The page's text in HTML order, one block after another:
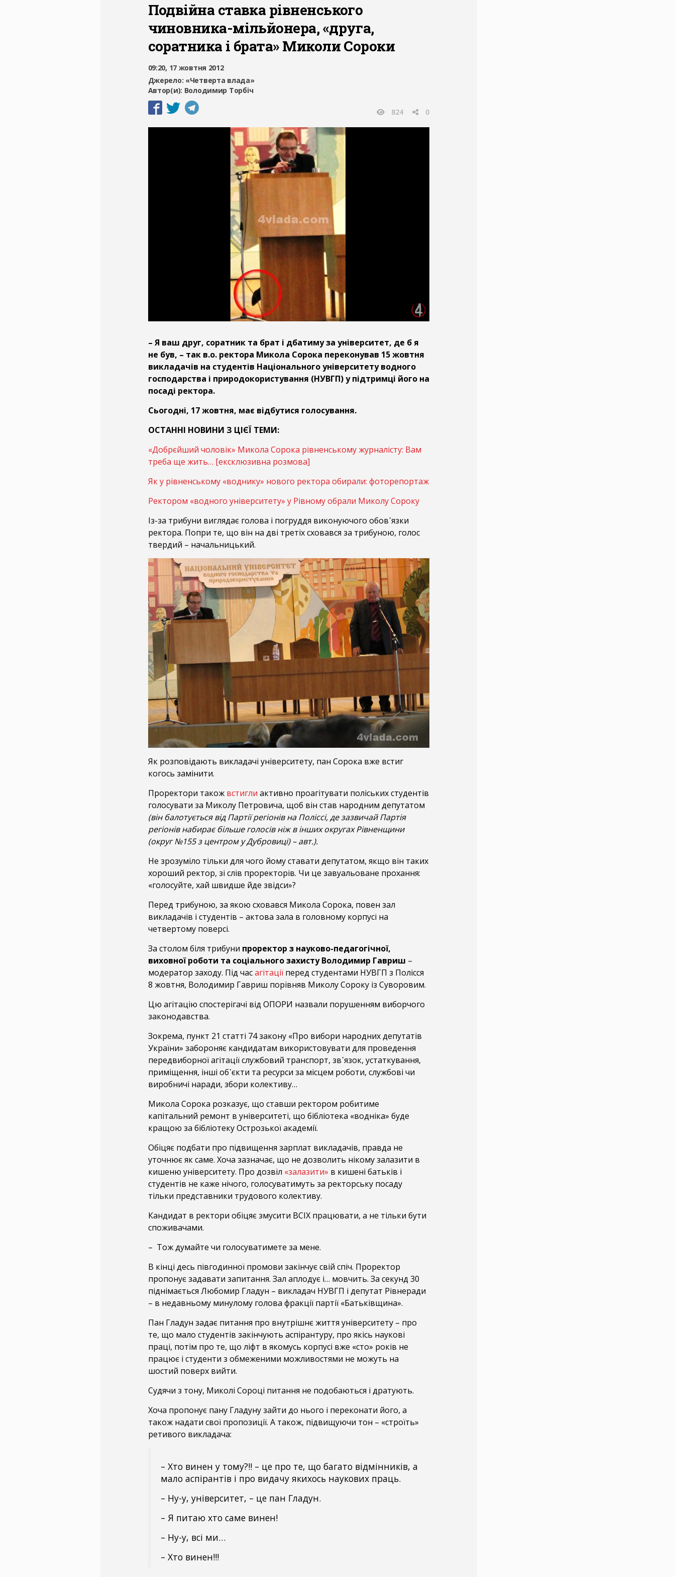
Подвійна ставка рівненського
чиновника-мільйонера, «друга,
соратника і брата» Миколи Сороки
09:20, 17 жовтня 2012
Джерело: «Четверта влада»
Автор(и): Володимир Торбіч
824 0
– Я ваш друг, соратник та брат і дбатиму за університет, де б я
не був, – так в.о. ректора Микола Сорока переконував 15 жовтня
викладачів на студентів Національного університету водного
господарства і природокористування (НУВГП) у підтримці його на
посаді ректора.
Сьогодні, 17 жовтня, має відбутися голосування.
ОСТАННІ НОВИНИ З ЦІЄЇ ТЕМИ:
«Добрєйший чоловік» Микола Сорока рівненському журналісту: Вам
треба ще жить… [ексклюзивна розмова]
Як у рівненському «воднику» нового ректора обирали: фоторепортаж
Ректором «водного університету» у Рівному обрали Миколу Сороку
Із-за трибуни виглядає голова і погруддя виконуючого обов᾽язки
ректора. Попри те, що він на дві третіх сховався за трибуною, голос
твердий – начальницький.
Як розповідають викладачі університету, пан Сорока вже встиг
когось замінити.
Проректори також встигли активно проагітувати поліських студентів
голосувати за Миколу Петровича, щоб він став народним депутатом
(він балотується від Партії регіонів на Поліссі, де зазвичай Партія
регіонів набирає більше голосів ніж в інших округах Рівненщини
(округ №155 з центром у Дубровиці) – авт.).
Не зрозуміло тільки для чого йому ставати депутатом, якщо він таких
хороший ректор, зі слів проректорів. Чи це завуальоване прохання:
«голосуйте, хай швидше йде звідси»?
Перед трибуною, за якою сховався Микола Сорока, повен зал
викладачів і студентів – актова зала в головному корпусі на
четвертому поверсі.
За столом біля трибуни проректор з науково-педагогічної,
виховної роботи та соціального захисту Володимир Гавриш –
модератор заходу. Під часагітаціїперед студентами НУВГП з Полісся
8 жовтня, Володимир Гавриш порівняв Миколу Сороку із Суворовим.
Цю агітацію спостерігачі від ОПОРИ назвали порушенням виборчого
законодавства.
Зокрема, пункт 21 статті 74 закону «Про вибори народних депутатів
України» забороняє кандидатам використовувати для проведення
передвиборної агітації службовий транспорт, зв᾽язок, устаткування,
приміщення, інші об᾽єкти та ресурси за місцем роботи, службові чи
виробничі наради, збори колективу…
Микола Сорока розказує, що ставши ректором робитиме
капітальний ремонт в університеті, що бібліотека «водніка» буде
кращою за бібліотеку Острозької академії.
Обіцяє подбати про підвищення зарплат викладачів, правда не
уточнює як саме. Хоча зазначає, що не дозволить нікому залазити в
кишеню університету. Про дозвіл «залазити» в кишені батьків і
студентів не каже нічого, голосуватимуть за ректорську посаду
тільки представники трудового колективу.
Кандидат в ректори обіцяє змусити ВСІХ працювати, а не тільки бути
споживачами.
– Тож думайте чи голосуватимете за мене.
В кінці десь півгодинної промови закінчує свій спіч. Проректор
пропонує задавати запитання. Зал аплодує і… мовчить. За секунд 30
піднімається Любомир Гладун – викладач НУВГП і депутат Рівнеради
– в недавньому минулому голова фракції партії «Батьківщина».
Пан Гладун задає питання про внутрішнє життя університету – про
те, що мало студентів закінчують аспірантуру, про якісь наукові
праці, потім про те, що ліфт в якомусь корпусі вже «сто» років не
працює і студенти з обмеженими можливостями не можуть на
шостий поверх вийти.
Судячи з тону, Миколі Сороці питання не подобаються і дратують.
Хоча пропонує пану Гладуну зайти до нього і переконати його, а
також надати свої пропозиції. А також, підвищуючи тон – «строїть»
ретивого викладача:
– Хто винен у тому?!! – це про те, що багато відмінників, а
мало аспірантів і про видачу якихось наукових праць.
– Ну-у, університет, – це пан Гладун.
– Я питаю хто саме винен!
– Ну-у, всі ми…
– Хто винен!!!